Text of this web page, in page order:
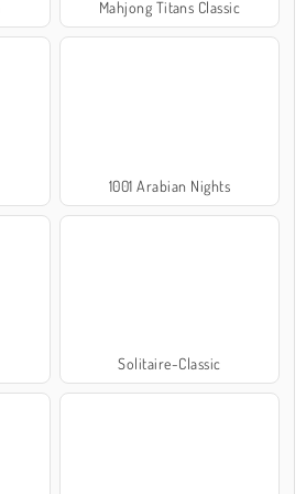
Mahjong Titans Classic
1001 Arabian Nights
Solitaire-Classic